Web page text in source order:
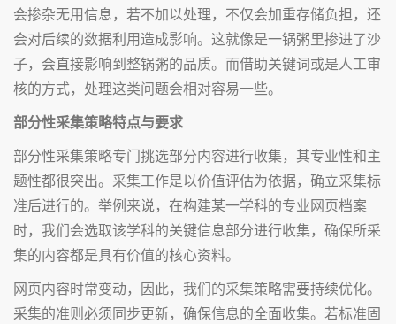
会掺杂无用信息，若不加以处理，不仅会加重存储负担，还
会对后续的数据利用造成影响。这就像是一锅粥里掺进了沙
子，会直接影响到整锅粥的品质。而借助关键词或是人工审
核的方式，处理这类问题会相对容易一些。
部分性采集策略特点与要求
部分性采集策略专门挑选部分内容进行收集，其专业性和主
题性都很突出。采集工作是以价值评估为依据，确立采集标
准后进行的。举例来说，在构建某一学科的专业网页档案
时，我们会选取该学科的关键信息部分进行收集，确保所采
集的内容都是具有价值的核心资料。
网页内容时常变动，因此，我们的采集策略需要持续优化。
采集的准则必须同步更新，确保信息的全面收集。若标准固